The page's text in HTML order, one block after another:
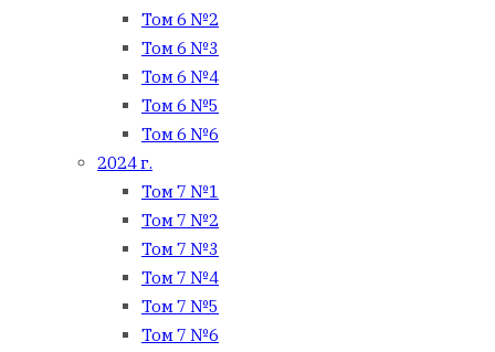
Том 6 №2
Том 6 №3
Том 6 №4
Том 6 №5
Том 6 №6
2024 г.
Том 7 №1
Том 7 №2
Том 7 №3
Том 7 №4
Том 7 №5
Том 7 №6